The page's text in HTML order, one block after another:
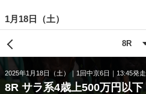
1月18日（土）
2025年1月18日（土） 1回中京6日 13:45発走
8R サラ系4歳上500万円以下